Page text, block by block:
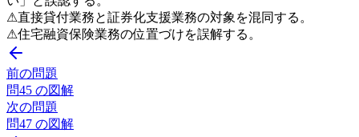
⚠直接貸付業務と証券化支援業務の対象を混同する。
⚠住宅融資保険業務の位置づけを誤解する。
前の問題
問45 の図解
次の問題
問47 の図解